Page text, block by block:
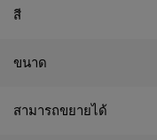
INTERIOR
DIVIDER PAD
INTERIOR
สี
ขนาด
สามารถขยายได้